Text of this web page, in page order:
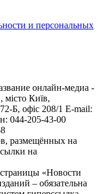
и персональных
онлайн-медиа -
місто Київ,
офіс 208/1 E-mail:
044-205-43-00
размещённых на
на
«Новости
– обязательна